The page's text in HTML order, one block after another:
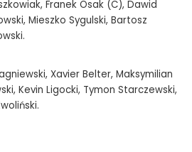
Franek Osak (C), Dawid
Mieszko Sygulski, Bartosz
Xavier Belter, Maksymilian
Kevin Ligocki, Tymon Starczewski,